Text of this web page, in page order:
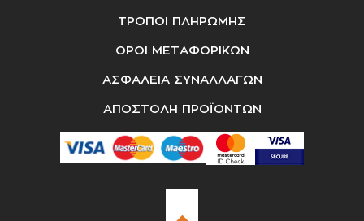
ΤΡΟΠΟΙ ΠΛΗΡΩΜΗΣ
ΟΡΟΙ ΜΕΤΑΦΟΡΙΚΩΝ
ΑΣΦΑΛΕΙΑ ΣΥΝΑΛΛΑΓΩΝ
ΑΠΟΣΤΟΛΗ ΠΡΟΪΟΝΤΩΝ